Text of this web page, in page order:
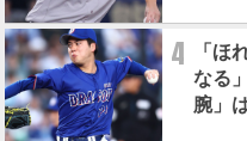
4
「ほ
なる
腕」